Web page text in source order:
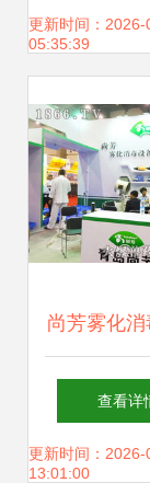
制成功，提
更新时间：2026-
05:35:39
尚芳雾化
家禽会上的
温暖
查看详
更新时间：2026-
13:01:00